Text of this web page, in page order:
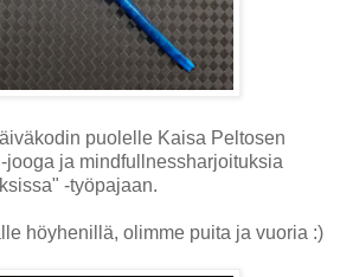
puolelle Kaisa Peltosen
jooga ja mindfullnessharjoituksia
-työpajaan.
höyhenillä, olimme puita ja vuoria :)